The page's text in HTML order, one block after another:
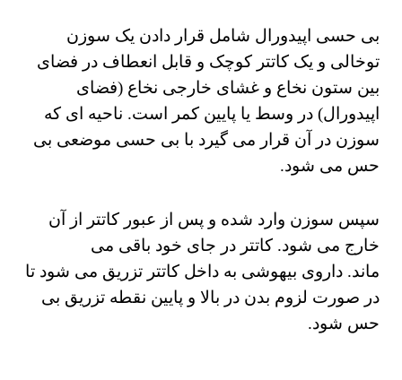
بی حسی اپیدورال شامل قرار دادن یک سوزن
توخالی و یک کاتتر کوچک و قابل انعطاف در فضای
بین ستون نخاع و غشای خارجی نخاع (فضای
اپیدورال) در وسط یا پایین کمر است. ناحیه ای که
سوزن در آن قرار می گیرد با بی حسی موضعی بی
حس می شود.
سپس سوزن وارد شده و پس از عبور کاتتر از آن
خارج می شود. کاتتر در جای خود باقی می
ماند. داروی بیهوشی به داخل کاتتر تزریق می شود تا
در صورت لزوم بدن در بالا و پایین نقطه تزریق بی
حس شود.